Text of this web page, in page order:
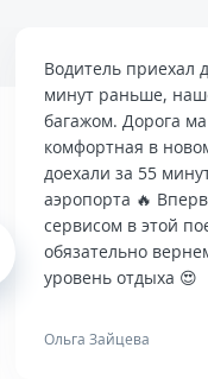
Водитель приехал
минут раньше,
багажом. Дорога
комфортная в
доехали за 55
аэропорта 🔥
сервисом в этой
обязательно
уровень отдыха 😍
Ольга Зайцева